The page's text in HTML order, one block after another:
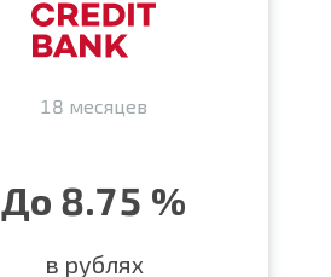
18 месяцев
До 8.75 %
в рублях